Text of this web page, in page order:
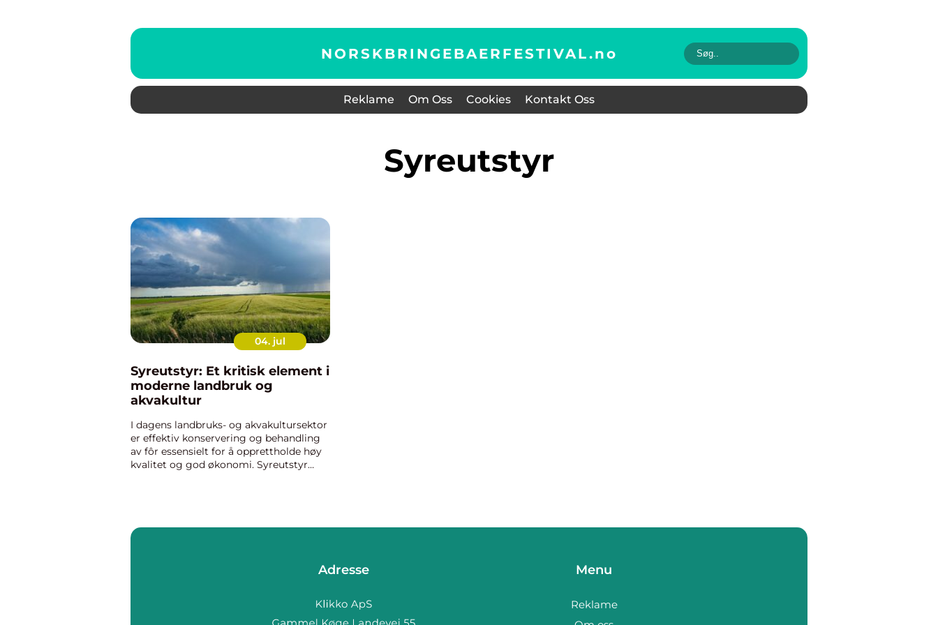
NORSKBRINGEBAERFESTIVAL.no
Reklame Om Oss Cookies Kontakt Oss
syreutstyr
04. jul
Syreutstyr: Et kritisk element i
moderne landbruk og
akvakultur
I dagens landbruks- og akvakultursektor
er effektiv konservering og behandling
av fôr essensielt for å opprettholde høy
kvalitet og god økonomi. Syreutstyr
Adresse Menu
Reklame